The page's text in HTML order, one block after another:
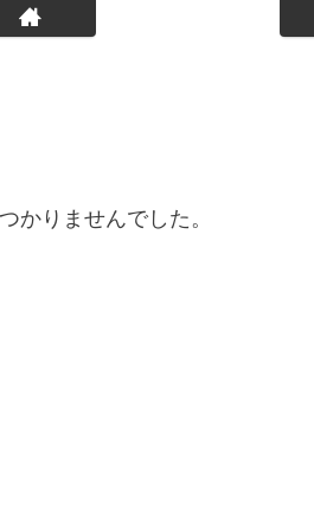
かりませんでした。